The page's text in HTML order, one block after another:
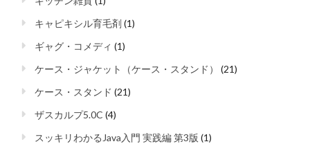
キャピキシル育毛剤 (1)
ギャグ・コメディ (1)
ケース・ジャケット（ケース・スタンド）
(21)
ケース・スタンド (21)
ザスカルプ5.0C (4)
スッキリわかるJava入門 実践編 第3版 (1)